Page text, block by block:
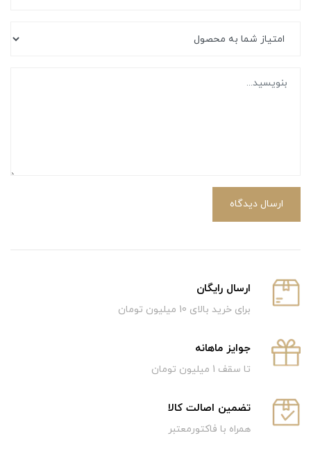
ارسال دیدگاه
ارسال رایگان
برای خرید بالای 10 میلیون تومان
جوایز ماهانه
تا سقف 1 میلیون تومان
تضمین اصالت کالا
همراه با فاکتورمعتبر